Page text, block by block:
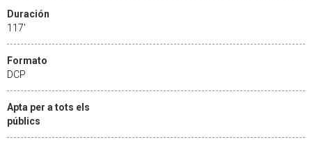
Duración
117'
Formato
DCP
Apta per a tots els
públics